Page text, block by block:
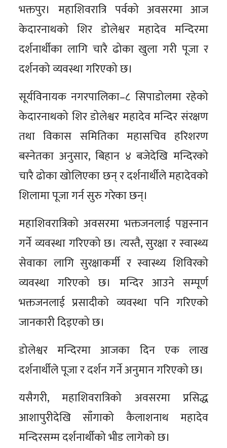
भक्तपुर। महाशिवरात्रि पर्वको अवसरमा आज
केदारनाथको शिर डोलेश्वर महादेव मन्दिरमा
दर्शनार्थीका लागि चारै ढोका खुला गरी पूजा र
दर्शनको व्यवस्था गरिएको छ।
सूर्यविनायक नगरपालिका–८ सिपाडोलमा रहेको
केदारनाथको शिर डोलेश्वर महादेव मन्दिर संरक्षण
तथा विकास समितिका महासचिव हरिशरण
बस्नेतका अनुसार, बिहान ४ बजेदेखि मन्दिरको
चारै ढोका खोलिएका छन् र दर्शनार्थीले महादेवको
शिलामा पूजा गर्न सुरु गरेका छन्।
महाशिवरात्रिको अवसरमा भक्तजनलाई पञ्चस्नान
गर्ने व्यवस्था गरिएको छ। त्यस्तै, सुरक्षा र स्वास्थ्य
सेवाका लागि सुरक्षाकर्मी र स्वास्थ्य शिविरको
व्यवस्था गरिएको छ। मन्दिर आउने सम्पूर्ण
भक्तजनलाई प्रसादीको व्यवस्था पनि गरिएको
जानकारी दिइएको छ।
डोलेश्वर मन्दिरमा आजका दिन एक लाख
दर्शनार्थीले पूजा र दर्शन गर्ने अनुमान गरिएको छ।
यसैगरी, महाशिवरात्रिको अवसरमा प्रसिद्ध
आशापुरीदेखि साँगाको कैलाशनाथ महादेव
मन्दिरसम्म दर्शनार्थीको भीड लागेको छ।